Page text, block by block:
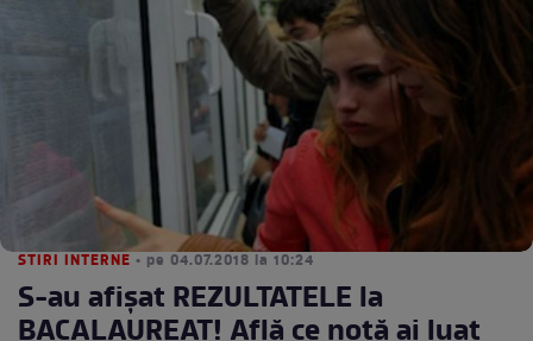
STIRI INTERNE • pe 04.07.2018 la 10:24
S-au afişat REZULTATELE la